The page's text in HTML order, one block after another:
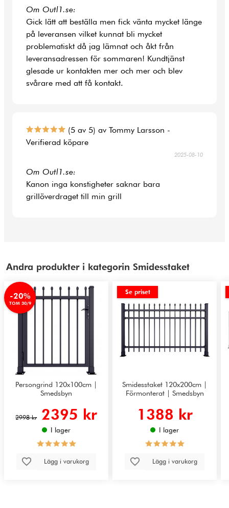
Om Outl1.se:
Gick lätt att beställa men fick vänta mycket länge
på leveransen vilket kunnat bli mycket
problematiskt då jag lämnat och åkt från
leveransadressen för sommaren! Kundtjänst
glesade ur kontakten mer och mer och blev
svårare med att få kontakt.
(5 av 5) av Tommy Larsson -
Verifierad köpare
2025-08-10
Om Outl1.se:
Kanon inga konstigheter saknar bara
grillöverdraget till min grill
Andra produkter i kategorin Smidesstaket
-20%
TOM 30/9
Persongrind 120x100cm |
Smedsbyn
2998 kr 2395 kr
I lager
Lägg i varukorg
Se priset
Smidesstaket 120x200cm |
Förmonterat | Smedsbyn
1388 kr
I lager
Lägg i varukorg